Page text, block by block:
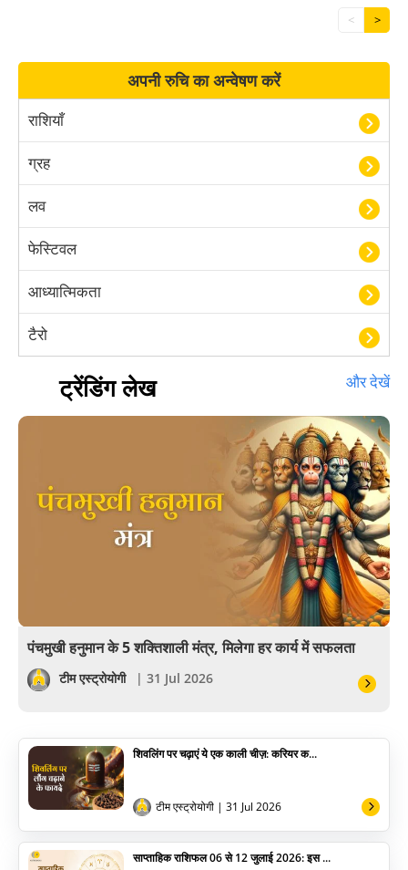
< >
अपनी रुचि का अन्वेषण करें
राशियाँ
ग्रह
लव
फेस्टिवल
आध्यात्मिकता
टैरो
हस्तरेखा शास्त्र
बॉलीवुड
खेल
सेलिब्रिटी
योग
अन्य
ट्रेंडिंग लेख और देखें
पंचमुखी हनुमान के 5 शक्तिशाली मंत्र, मिलेगा हर कार्य में सफलता
टीम एस्ट्रोयोगी | 31 Jul 2026
शिवलिंग पर चढ़ाएं ये एक काली चीज़: करियर क...
टीम एस्ट्रोयोगी | 31 Jul 2026
साप्ताहिक राशिफल 06 से 12 जुलाई 2026: इस ...